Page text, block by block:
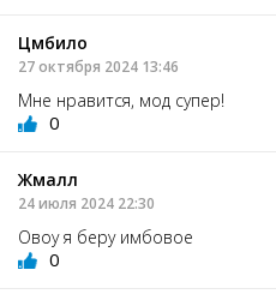
Цмбило
27 октября 2024 13:46
Мне нравится, мод супер!
0
Жмалл
24 июля 2024 22:30
Овоу я беру имбовое
0